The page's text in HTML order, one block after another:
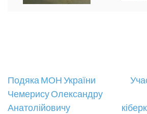
Навігація
записів
Подяка МОН України
Чемерису Олександру
Анатолійовичу